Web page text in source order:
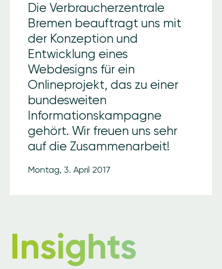
Die Verbraucherzentrale
Bremen beauftragt uns mit
der Konzeption und
Entwicklung eines
Webdesigns für ein
Onlineprojekt, das zu einer
bundesweiten
Informationskampagne
gehört. Wir freuen uns sehr
auf die Zusammenarbeit!
Montag, 3. April 2017
Insights